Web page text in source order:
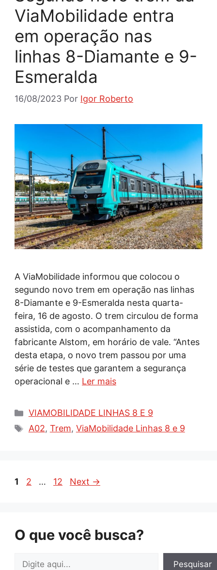
ViaMobilidade entra
em operação nas
linhas 8-Diamante e 9-
Esmeralda
16/08/2023 Por Igor Roberto
A ViaMobilidade informou que colocou o
segundo novo trem em operação nas linhas
8-Diamante e 9-Esmeralda nesta quarta-
feira, 16 de agosto. O trem circulou de forma
assistida, com o acompanhamento da
fabricante Alstom, em horário de vale. “Antes
desta etapa, o novo trem passou por uma
série de testes que garantem a segurança
operacional e … Ler mais
Categorias
VIAMOBILIDADE LINHAS 8 E 9
Tags
A02, Trem, ViaMobilidade Linhas 8 e 9
Page
1 Page
2 … Page
12 Next →
O que você busca?
Pesquisar Pesquisar